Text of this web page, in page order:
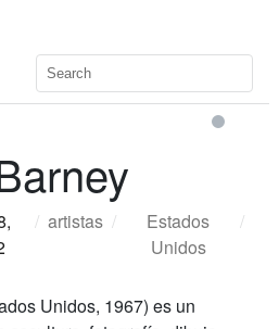
/ artistas /
Estados
Unidos
/
Unidos, 1967) es un